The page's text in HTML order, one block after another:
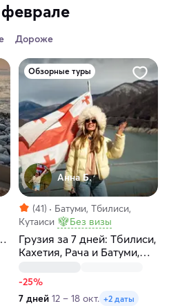
Дороже
Обзорные туры
Анна Б.
(41)
Батуми, Тбилиси,
Кутаиси
Без визы
Грузия за 7 дней: Тбилиси,
Кахетия, Рача и Батуми,
вино
-25%
7 дней 12 – 18 окт. +2 даты